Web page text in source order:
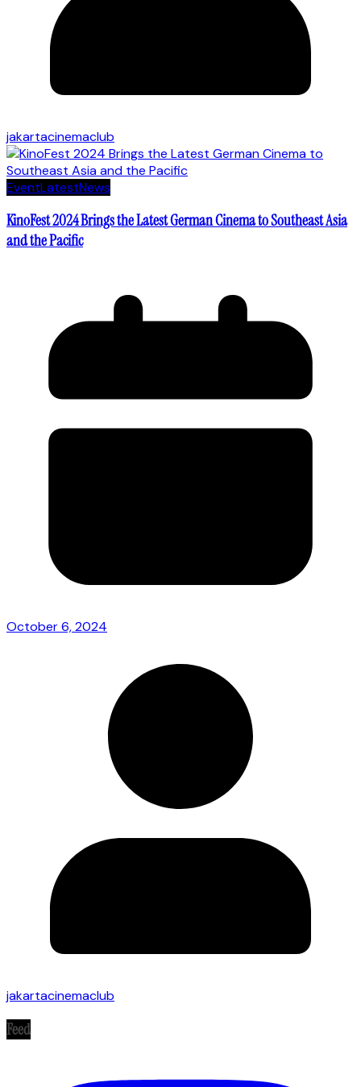
jakartacinemaclub
EventLatestNews
KinoFest 2024 Brings the Latest German Cinema to Southeast Asia
and the Pacific
October 6, 2024
jakartacinemaclub
Feed